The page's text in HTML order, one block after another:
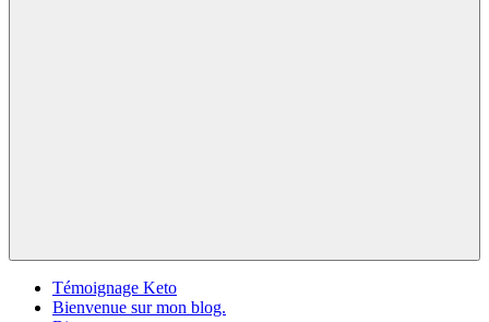
Témoignage Keto
Bienvenue sur mon blog.